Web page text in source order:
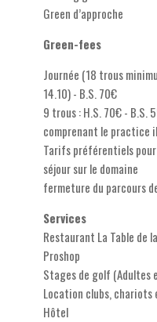
Green d’approche
Green-fees
Journée (18 trous
14.10) - B.S. 70€
9 trous : H.S. 70€ - B.S.
comprenant le practice
Tarifs préférentiels
séjour sur le domaine
fermeture du parcours
Services
Restaurant La Table de
Proshop
Stages de golf (Adultes
Location clubs,
Hôtel